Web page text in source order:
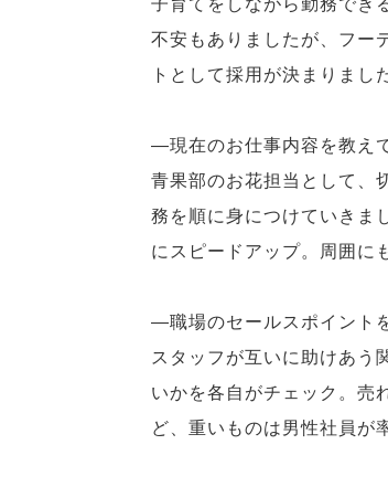
不安もありましたが、フー
トとして採用が決まりまし
―現在のお仕事内容を教え
青果部のお花担当として、
務を順に身につけていきま
にスピードアップ。周囲に
―職場のセールスポイント
スタッフが互いに助けあう
いかを各自がチェック。売
ど、重いものは男性社員が